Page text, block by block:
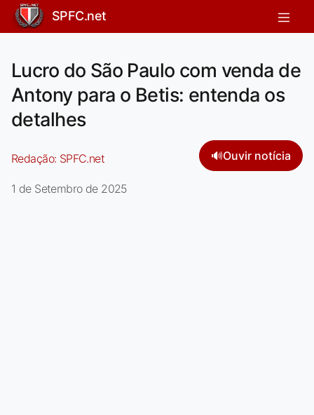
SPFC.net
Lucro do São Paulo com venda de
Antony para o Betis: entenda os
detalhes
Redação: SPFC.net 🔊Ouvir notícia
1 de Setembro de 2025